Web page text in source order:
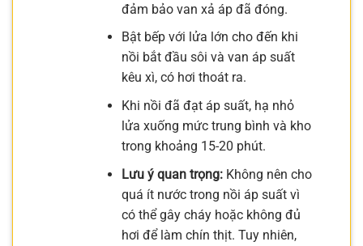
đảm bảo van xả áp đã đóng.
Bật bếp với lửa lớn cho đến khi
nồi bắt đầu sôi và van áp suất
kêu xì, có hơi thoát ra.
Khi nồi đã đạt áp suất, hạ nhỏ
lửa xuống mức trung bình và kho
trong khoảng 15-20 phút.
Lưu ý quan trọng:Không nên cho
quá ít nước trong nồi áp suất vì
có thể gây cháy hoặc không đủ
hơi để làm chín thịt. Tuy nhiên,